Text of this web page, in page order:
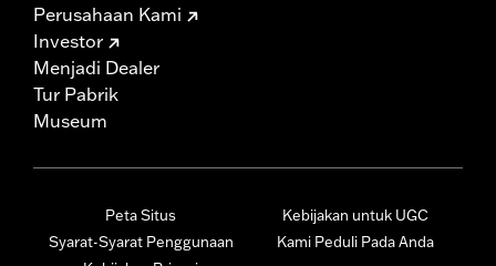
Perusahaan Kami
Investor
Menjadi Dealer
Tur Pabrik
Museum
Peta Situs
Syarat-Syarat Penggunaan
Kebijakan untuk UGC
Kami Peduli Pada Anda